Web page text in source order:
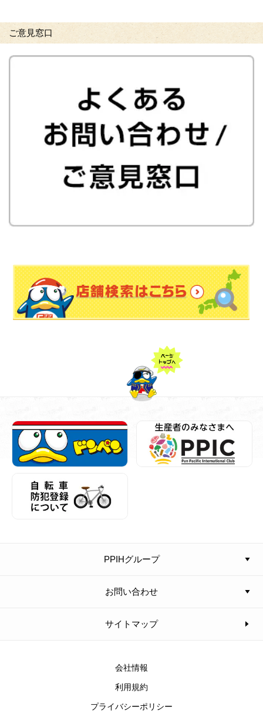
ご意見窓口
PPIHグループ
お問い合わせ
サイトマップ
会社情報
利用規約
プライバシーポリシー